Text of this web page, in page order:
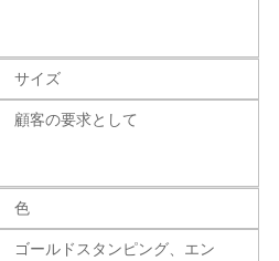
サイズ
顧客の要求として
色
ゴールドスタンピング、エン